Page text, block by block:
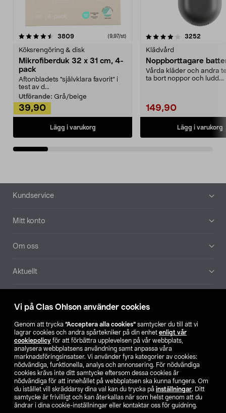
Vi på Clas Ohlson använder cookies
Genom att trycka ”Acceptera alla cookies” samtycker du till att vi
lagrar cookies och andra spårtekniker på din enhet enligt vår
cookiepolicy för att förbättra upplevelsen på vår webbplats,
analysera webbplatsens användning samt anpassa våra
marknadsföringsinsatser. Vi använder fyra kategorier av cookies:
nödvändiga, funktionella, analys och annonsering. För nödvändiga
cookies krävs inte ditt samtycke eftersom dessa cookies är
nödvändiga för att innehållet på webbplatsen ska kunna fungera. Om
du istället vill skräddarsy dina val kan du trycka på inställningar. Ditt
samtycke är frivilligt och kan återkallas när som helst genom att du
ändrar i dina cookie-inställningar eller kontaktar oss för guidning.
3809recensioner (9,97/st)
Köksrengöring & disk
Mikrofiberduk 32 x 31 cm, 4-
pack
Aftonbladets "självklara favorit” i
test av d...
Utförande: Grå/beige
39,90
Lägg i varukorg
4.0av 5 stjärnor 3252
Klädvård
Noppborttagare
Vårda kläder och andra
ta bort noppor och ludd.
149,90
Lägg i varukorg
4.5av 5 stjärnor
Sidfot
Kundservice
Mitt konto
Om oss
Aktuellt
Hitta butik
SE NO FI